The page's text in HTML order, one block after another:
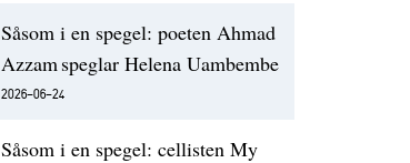
Såsom i en spegel: poeten Ahmad
Azzam speglar Helena Uambembe
2026-06-24
Såsom i en spegel: cellisten My